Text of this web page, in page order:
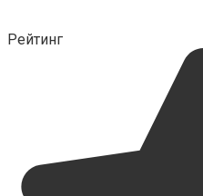
Рейтинг